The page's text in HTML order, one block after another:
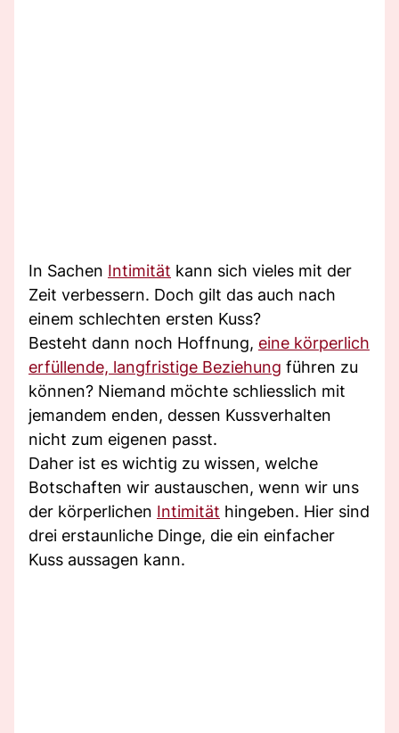
In Sachen Intimität kann sich vieles mit der
Zeit verbessern. Doch gilt das auch nach
einem schlechten ersten Kuss?
Besteht dann noch Hoffnung, eine körperlich
erfüllende, langfristige Beziehung führen zu
können? Niemand möchte schliesslich mit
jemandem enden, dessen Kussverhalten
nicht zum eigenen passt.
Daher ist es wichtig zu wissen, welche
Botschaften wir austauschen, wenn wir uns
der körperlichen Intimität hingeben. Hier sind
drei erstaunliche Dinge, die ein einfacher
Kuss aussagen kann.